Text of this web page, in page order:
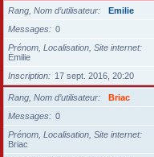
Rang, Nom d’utilisateur
Emilie
Messages
0
Prénom, Localisation, Site internet
Émilie
Inscription
17 sept. 2016, 20:20
Rang, Nom d’utilisateur
Briac
Messages
0
Prénom, Localisation, Site internet
Briac